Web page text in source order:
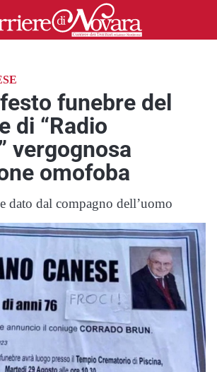
funebre del
di “Radio
vergognosa
omofoba
dato dal compagno dell’uomo